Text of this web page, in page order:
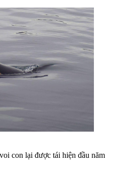
con lại được tái hiện đầu năm